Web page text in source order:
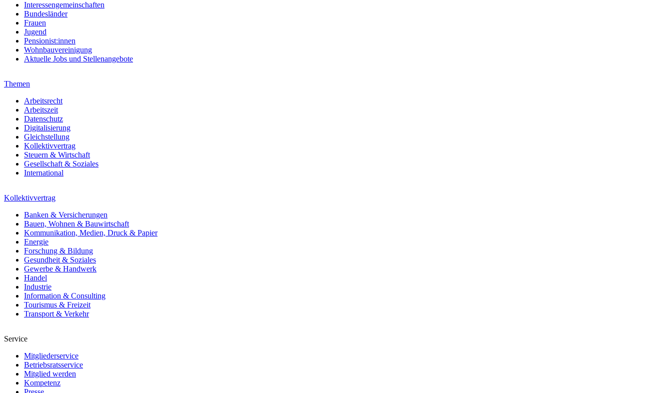
Interessengemeinschaften
Bundesländer
Frauen
Jugend
Pensionist:innen
Wohnbauvereinigung
Aktuelle Jobs und Stellenangebote
Themen
Arbeitsrecht
Arbeitszeit
Datenschutz
Digitalisierung
Gleichstellung
Kollektivvertrag
Steuern & Wirtschaft
Gesellschaft & Soziales
International
Kollektivvertrag
Banken & Versicherungen
Bauen, Wohnen & Bauwirtschaft
Kommunikation, Medien, Druck & Papier
Energie
Forschung & Bildung
Gesundheit & Soziales
Gewerbe & Handwerk
Handel
Industrie
Information & Consulting
Tourismus & Freizeit
Transport & Verkehr
Service
Mitgliederservice
Betriebsratsservice
Mitglied werden
Kompetenz